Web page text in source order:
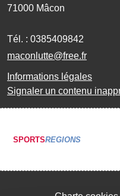
71000 Mâcon
Tél. : 0385409842
maconlutte@free.fr
Informations légales
Signaler un contenu
SPORTSREGIONS